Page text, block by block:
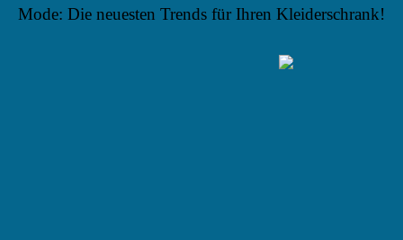
Mode: Die neuesten Trends für Ihren Kleiderschrank!